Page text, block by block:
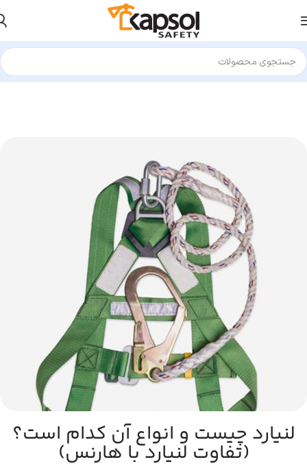
لنیارد چیست و انواع آن کدام است؟
(تفاوت لنیارد با هارنس)